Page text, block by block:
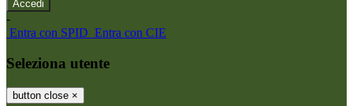
-
Entra con SPID Entra con CIE
Seleziona utente
button close ×